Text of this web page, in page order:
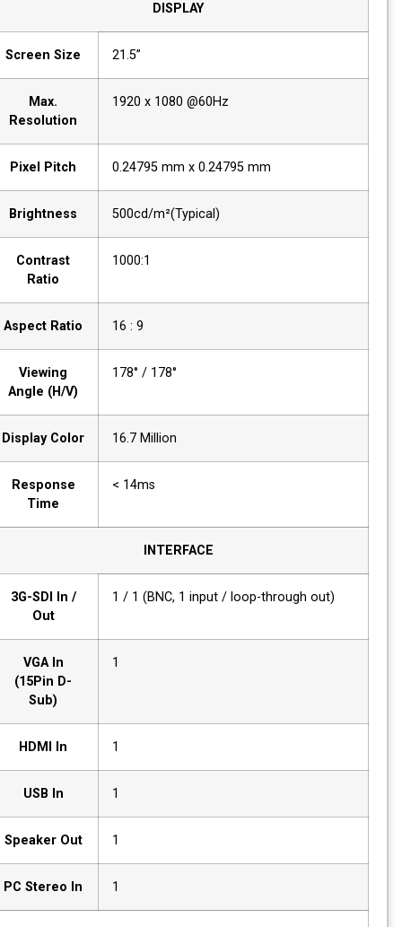
DISPLAY
Screen Size 21.5”
Max.
Resolution
1920 x 1080 @60Hz
Pixel Pitch 0.24795 mm x 0.24795 mm
Brightness 500cd/m²(Typical)
Contrast
Ratio
1000:1
Aspect Ratio 16 : 9
Viewing
Angle (H/V)
178° / 178°
Display Color 16.7 Million
Response
Time
< 14ms
INTERFACE
3G-SDI In /
Out
1 / 1 (BNC, 1 input / loop-through out)
VGA In
(15Pin D-
Sub)
HDMI In
USB In
Speaker Out
PC Stereo In